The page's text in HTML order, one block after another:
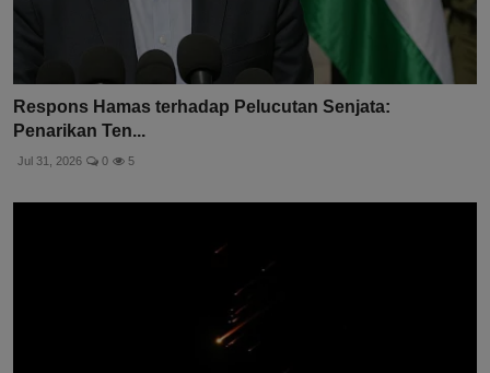
Respons Hamas terhadap Pelucutan Senjata:
Penarikan Ten...
Jul 31, 2026 0 5